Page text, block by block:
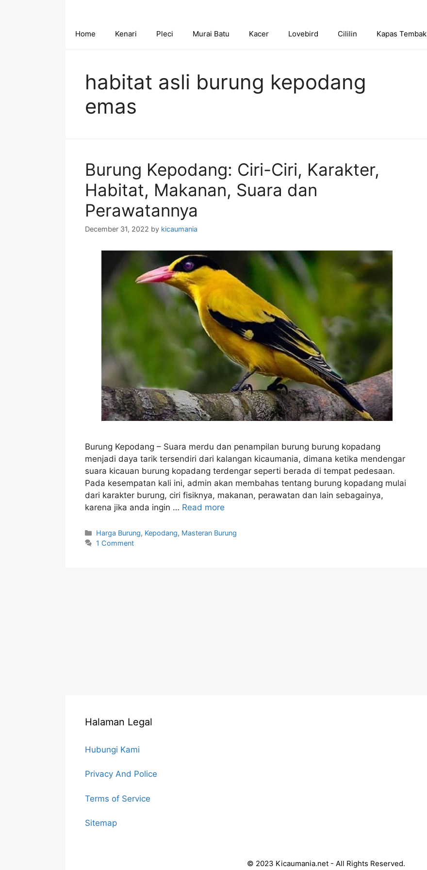
Home Kenari Pleci Murai Batu Kacer Lovebird Cililin Kapas Tembak
habitat asli burung kepodang
emas
Burung Kepodang: Ciri-Ciri, Karakter,
Habitat, Makanan, Suara dan
Perawatannya
December 31, 2022 by kicaumania
Burung Kepodang – Suara merdu dan penampilan burung burung kopadang
menjadi daya tarik tersendiri dari kalangan kicaumania, dimana ketika mendengar
suara kicauan burung kopadang terdengar seperti berada di tempat pedesaan.
Pada kesempatan kali ini, admin akan membahas tentang burung kopadang mulai
dari karakter burung, ciri fisiknya, makanan, perawatan dan lain sebagainya,
karena jika anda ingin … Read more
Categories
Harga Burung, Kepodang, Masteran Burung
1 Comment
Halaman Legal
Hubungi Kami
Privacy And Police
Terms of Service
Sitemap
© 2023 Kicaumania.net - All Rights Reserved.